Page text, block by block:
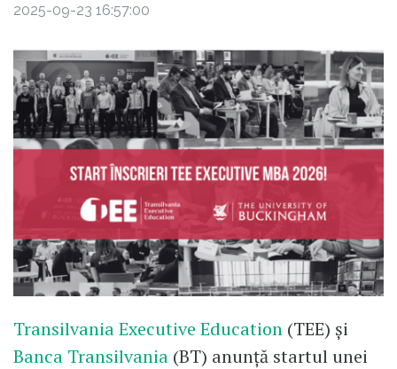
2025-09-23 16:57:00
Transilvania Executive Education (TEE) și
Banca Transilvania (BT) anunță startul unei